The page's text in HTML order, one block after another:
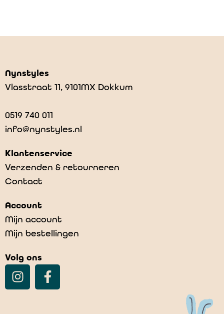
€44,95
Nynstyles
Vlasstraat 11, 9101MX Dokkum
0519 740 011
info@nynstyles.nl
Klantenservice
Verzenden & retourneren
Contact
Account
Mijn account
Mijn bestellingen
Volg ons